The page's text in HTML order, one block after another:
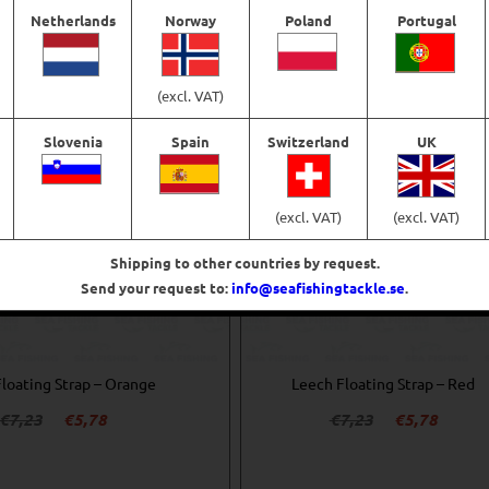
Strap – Orange
€7,23
Det
€5,78Det
Leech Floating Strap – Red
€7,23
Det
€5,78Det
Netherlands Norway
(excl. VAT)
Poland Portugal
Slovenia Spain Switzerland
(excl. VAT)
UK
(excl. VAT)
Shipping to other countries by request.
Send your request to:info@seafishingtackle.se.